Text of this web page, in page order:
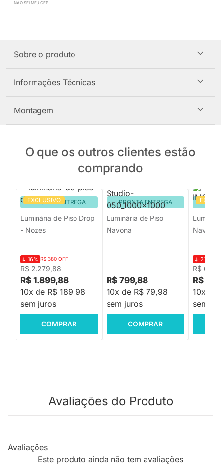
NÃO SEI MEU CEP
Sobre o produto
Informações Técnicas
Montagem
O que os outros clientes estão
comprando
EXCLUSIVO
PRONTA ENTREGA
Luminária de Piso Drop
- Nozes
R$ 2.279,88
-16% R$ 380 OFF
R$ 1.899,88
10x de R$ 189,98
sem juros
COMPRAR
PRONTA ENTREGA
Luminária de Piso
Navona
R$ 799,88
10x de R$ 79,98
sem juros
COMPRAR
Navona
R$
-21%
R$
10x de
sem
Avaliações do Produto
Avaliações
Este produto ainda não tem avaliações